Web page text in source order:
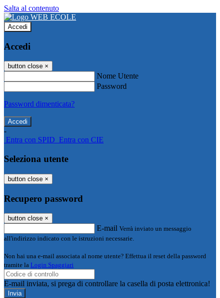
Salta al contenuto
Accedi
Accedi
button close ×
Nome Utente
Password
Password dimenticata?
-
Entra con SPID Entra con CIE
Seleziona utente
button close ×
Recupero password
button close ×
E-mail Verrà inviato un messaggio
all'indirizzo indicato con le istruzioni necessarie.
Non hai una e-mail associata al nome utente? Effettua il reset della password
tramite la Login Spaggiari
E-mail inviata, si prega di controllare la casella di posta elettronica!